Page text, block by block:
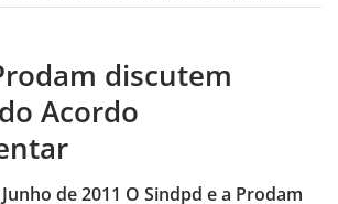
discutem
Acordo
de 2011 O Sindpd e a Prodam